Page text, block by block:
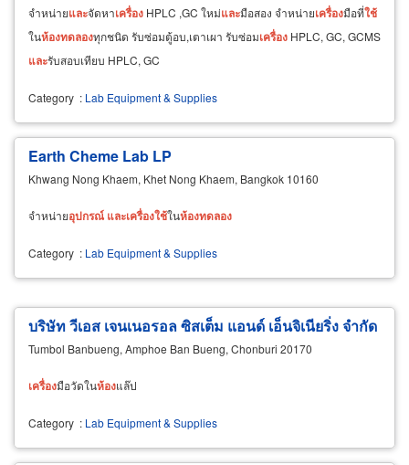
จำหน่ายและจัดหาเครื่อง HPLC ,GC ใหม่และมือสอง จำหน่ายเครื่องมือที่ใช้
ในห้องทดลองทุกชนิด รับซ่อมตู้อบ,เตาเผา รับซ่อมเครื่อง HPLC, GC, GCMS
และรับสอบเทียบ HPLC, GC
Category : Lab Equipment & Supplies
Earth Cheme Lab LP
Khwang Nong Khaem, Khet Nong Khaem, Bangkok 10160
จำหน่ายอุปกรณ์ และเครื่องใช้ในห้องทดลอง
Category : Lab Equipment & Supplies
บริษัท วีเอส เจนเนอรอล ซิสเต็ม แอนด์ เอ็นจิเนียริ่ง จำกัด
Tumbol Banbueng, Amphoe Ban Bueng, Chonburi 20170
เครื่องมือวัดในห้องแล๊ป
Category : Lab Equipment & Supplies